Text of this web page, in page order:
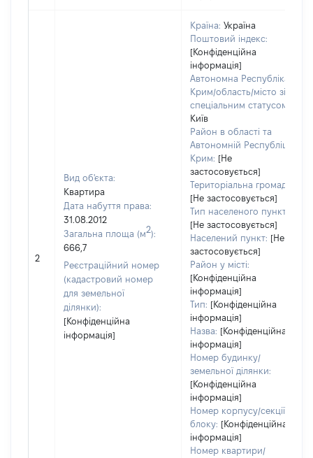
2
Вид об'єкта:
Квартира
Дата набуття права:
31.08.2012
Загальна площа (м2):
666,7
Реєстраційний номер
(кадастровий номер
для земельної
ділянки):
[Конфіденційна
інформація]
Країна: Україна
Поштовий індекс:
[Конфіденційна
інформація]
Автономна Республіка
Крим/область/місто зі
спеціальним статусом:
Київ
Район в області та
Автономній Республіці
Крим: [Не
застосовується]
Територіальна громада:
[Не застосовується]
Тип населеного пункту:
[Не застосовується]
Населений пункт: [Не
застосовується]
Район у місті:
[Конфіденційна
інформація]
Тип: [Конфіденційна
інформація]
Назва: [Конфіденційна
інформація]
Номер будинку/
земельної ділянки:
[Конфіденційна
інформація]
Номер корпусу/секції/
блоку: [Конфіденційна
інформація]
Номер квартири/